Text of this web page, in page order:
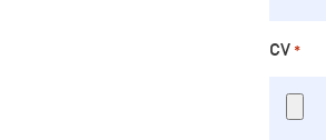
CV *